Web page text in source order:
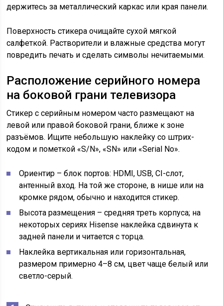
держитесь за металлический каркас или края панели.
Поверхность стикера очищайте сухой мягкой
салфеткой. Растворители и влажные средства могут
повредить печать и сделать символы нечитаемыми.
Расположение серийного номера
на боковой грани телевизора
Стикер с серийным номером часто размещают на
левой или правой боковой грани, ближе к зоне
разъёмов. Ищите небольшую наклейку со штрих-
кодом и пометкой «S/N», «SN» или «Serial No».
Ориентир – блок портов: HDMI, USB, CI-слот,
антенный вход. На той же стороне, в нише или на
кромке рядом, обычно и находится стикер.
Высота размещения – средняя треть корпуса; на
некоторых сериях Hisense наклейка сдвинута к
задней панели и читается с торца.
Наклейка вертикальная или горизонтальная,
размером примерно 4–8 см, цвет чаще белый или
светло-серый.